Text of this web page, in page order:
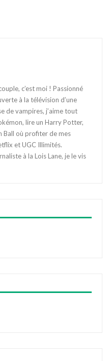
c’est moi ! Passionné
à la télévision d’une
de vampires, j’aime tout
lire un Harry Potter,
Ball où profiter de mes
et UGC Illimités.
à la Lois Lane, je le vis